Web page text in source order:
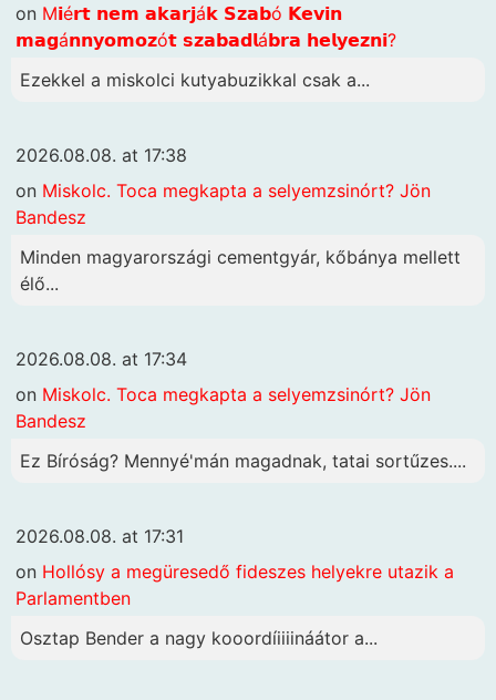
on M𝗶é𝗿𝘁 𝗻𝗲𝗺 𝗮𝗸𝗮𝗿𝗷á𝗸 𝗦𝘇𝗮𝗯ó 𝗞𝗲𝘃𝗶𝗻
𝗺𝗮𝗴á𝗻𝗻𝘆𝗼𝗺𝗼𝘇ó𝘁 𝘀𝘇𝗮𝗯𝗮𝗱𝗹á𝗯𝗿𝗮 𝗵𝗲𝗹𝘆𝗲𝘇𝗻𝗶?
Ezekkel a miskolci kutyabuzikkal csak a...
2026.08.08. at 17:38
on Miskolc. Toca megkapta a selyemzsinórt? Jön
Bandesz
Minden magyarországi cementgyár, kőbánya mellett
élő...
2026.08.08. at 17:34
on Miskolc. Toca megkapta a selyemzsinórt? Jön
Bandesz
Ez Bíróság? Mennyé'mán magadnak, tatai sortűzes....
2026.08.08. at 17:31
on Hollósy a megüresedő fideszes helyekre utazik a
Parlamentben
Osztap Bender a nagy kooordíiiiináátor a...